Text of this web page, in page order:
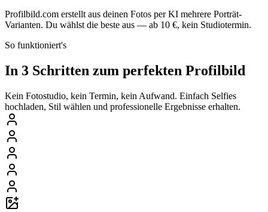
Profilbild.com erstellt aus deinen Fotos per KI mehrere Porträt-
Varianten. Du wählst die beste aus — ab 10 €, kein Studiotermin.
So funktioniert's
In 3 Schritten zum perfekten Profilbild
Kein Fotostudio, kein Termin, kein Aufwand. Einfach Selfies
hochladen, Stil wählen und professionelle Ergebnisse erhalten.